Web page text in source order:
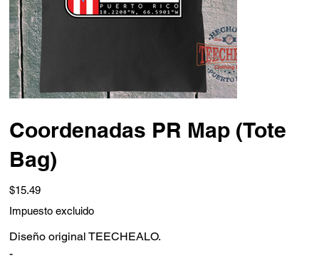
Coordenadas PR Map (Tote
Bag)
Precio
$15.49
Impuesto excluido
Diseño original TEECHEALO.
-